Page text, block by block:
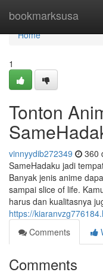
bookmarksusa
Home
Home
1
Tonton
vinnyydib272349 360
SameHadaku jadi
Banyak jenis anime
sampai slice of life.
harus dan kualitasnya
https://
Comments
Comments